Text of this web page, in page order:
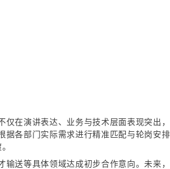
在演讲表达、业务与技术层面表现突出
各部门实际需求进行精准匹配与轮岗安
送等具体领域达成初步合作意向。未来